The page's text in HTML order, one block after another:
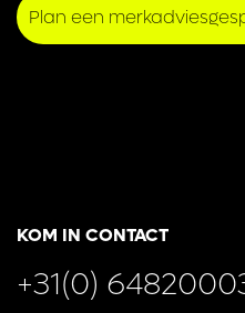
Plan een
KOM IN CONTACT
+31(0)